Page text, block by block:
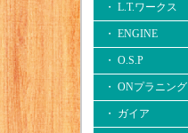
・ L.T.ワークス
・ ENGINE
・ O.S.P
・ ONプラニング
・ ガイア